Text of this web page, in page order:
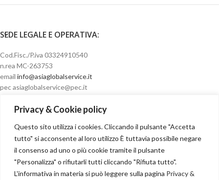
Privacy & Cookie policy
Questo sito utilizza i cookies. Cliccando il pulsante "Accetta
tutto" si acconsente al loro utilizzo È tuttavia possibile negare
il consenso ad uno o più cookie tramite il pulsante
"Personalizza" o rifiutarli tutti cliccando "Rifiuta tutto".
L'informativa in materia si può leggere sulla pagina Privacy &
SEDE LEGALE E OPERATIVA:
Cod.Fisc./P.iva 03324910540
n.rea MC-263753
email info@asiaglobalservice.it
pec asiaglobalservice@pec.it
Condizioni di vendita